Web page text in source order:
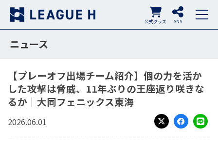
SNS
公式グッズ
ニュース
【プレーオフ出場チーム紹介】個の力を活か
した攻撃は脅威、11年ぶりの王座返り咲きな
るか｜大同フェニックス東海
2026.06.01
X
Facebook
LINE